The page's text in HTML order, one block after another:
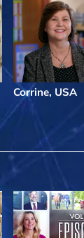
Corrine, USA